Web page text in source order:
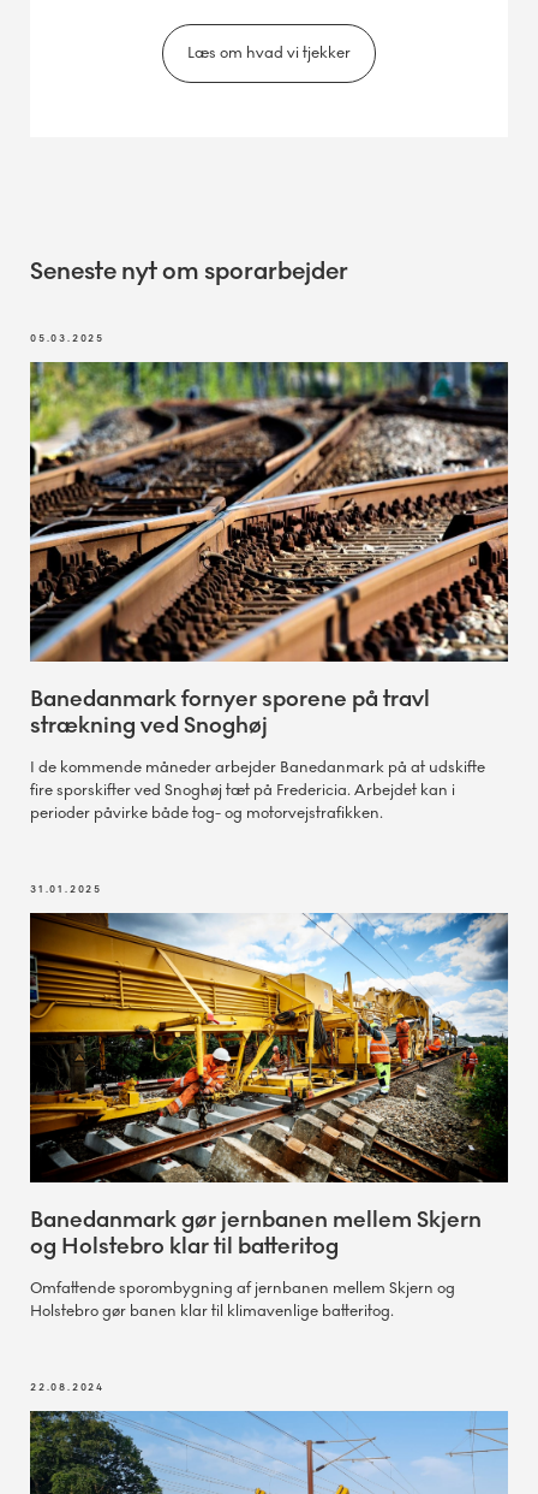
Læs om hvad vi tjekker
Seneste nyt om sporarbejder
05.03.2025
Banedanmark fornyer sporene på travl
strækning ved Snoghøj
I de kommende måneder arbejder Banedanmark på at udskifte
fire sporskifter ved Snoghøj tæt på Fredericia. Arbejdet kan i
perioder påvirke både tog- og motorvejstrafikken.
31.01.2025
Banedanmark gør jernbanen mellem Skjern
og Holstebro klar til batteritog
Omfattende sporombygning af jernbanen mellem Skjern og
Holstebro gør banen klar til klimavenlige batteritog.
22.08.2024